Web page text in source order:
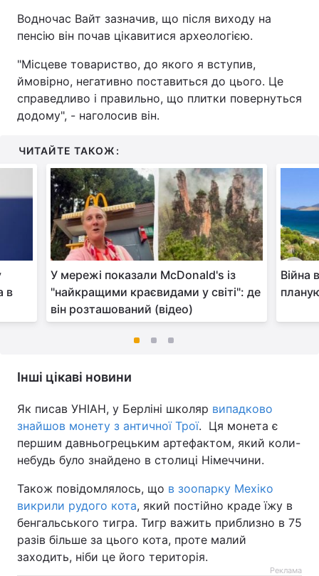
Водночас Вайт зазначив, що після виходу на
пенсію він почав цікавитися археологією.
"Місцеве товариство, до якого я вступив,
ймовірно, негативно поставиться до цього. Це
справедливо і правильно, що плитки повернуться
додому", - наголосив він.
ЧИТАЙТЕ ТАКОЖ:
в
У мережі показали McDonald's із
"найкращими краєвидами у світі": де
він розташований (відео)
Війна
Інші цікаві новини
Як писав УНІАН, у Берліні школяр випадково
знайшов монету з античної Трої. Ця монета є
першим давньогрецьким артефактом, який коли-
небудь було знайдено в столиці Німеччини.
Також повідомлялось, що в зоопарку Мехіко
викрили рудого кота, який постійно краде їжу в
бенгальського тигра. Тигр важить приблизно в 75
разів більше за цього кота, проте малий
заходить, ніби це його територія.
Реклама